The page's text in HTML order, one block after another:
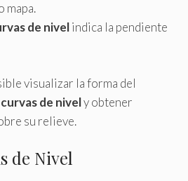
mapa.
de nivelindica la pendiente
visualizar la forma del
curvas de nively obtener
su relieve.
de Nivel